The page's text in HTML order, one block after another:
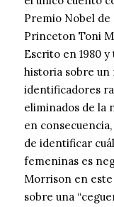
Premio Nobel
Princeton Toni
Escrito en 1980 y
historia sobre un
identificadores
eliminados de la
en
de identificar
femeninas es
Morrison en
sobre una